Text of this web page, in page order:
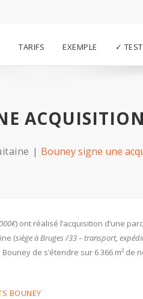
TARIFS EXEMPLE ✓
Bouney signe une
) ont réalisé l’acquisition d’une
(siège à Bruges /33 – transport,
de s’étendre sur 6 366 m² de
BOUNEY